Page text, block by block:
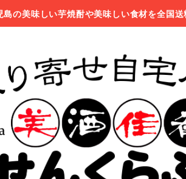
島の美味しい芋焼酎や美味しい食材を全国送